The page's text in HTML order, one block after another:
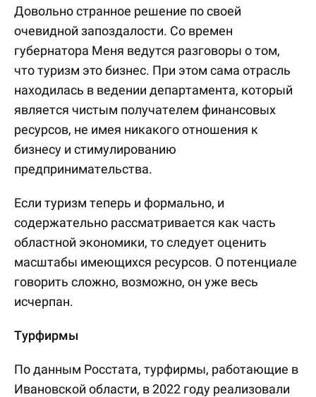
Довольно странное решение по своей
очевидной запоздалости. Со времен
губернатора Меня ведутся разговоры о том,
что туризм это бизнес. При этом сама отрасль
находилась в ведении департамента, который
является чистым получателем финансовых
ресурсов, не имея никакого отношения к
бизнесу и стимулированию
предпринимательства.
Если туризм теперь и формально, и
содержательно рассматривается как часть
областной экономики, то следует оценить
масштабы имеющихся ресурсов. О потенциале
говорить сложно, возможно, он уже весь
исчерпан.
Турфирмы
По данным Росстата, турфирмы, работающие в
Ивановской области, в 2022 году реализовали